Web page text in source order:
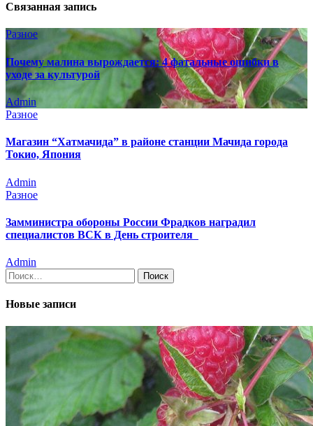
Связанная запись
Разное
Почему малина вырождается: 4 фатальные ошибки в
уходе за культурой
Admin
Разное
Магазин “Хатмачида” в районе станции Мачида города
Токио, Япония
Admin
Разное
Замминистра обороны России Фрадков наградил
специалистов ВСК в День строителя
Admin
Найти:
Новые записи